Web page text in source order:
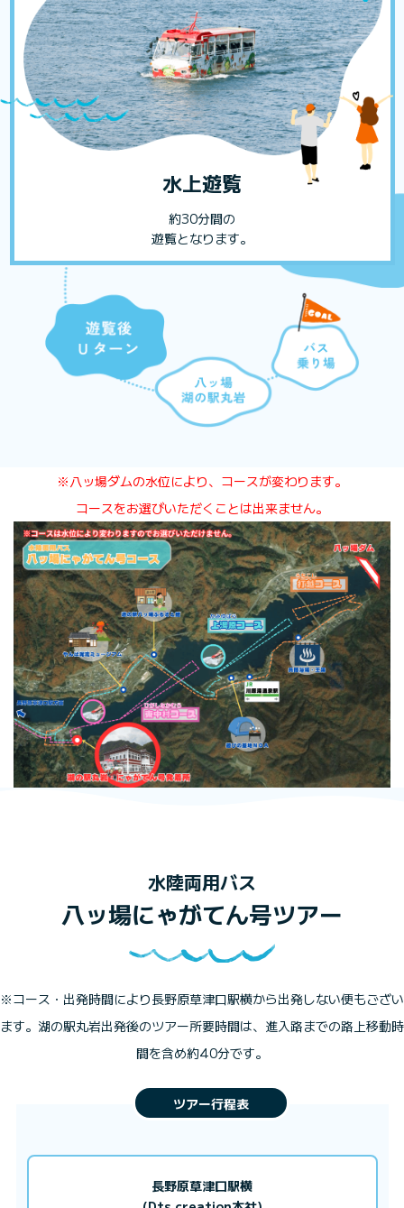
水上遊覧
約30分間の
遊覧となります。
※八ッ場ダムの水位により、コースが変わります。
コースをお選びいただくことは出来ません。
水陸両用バス
八ッ場にゃがてん号ツアー
※コース・出発時間により長野原草津口駅横から出発しない便もござい
ます。湖の駅丸岩出発後のツアー所要時間は、進入路までの路上移動時
間を含め約40分です。
長野原草津口駅横